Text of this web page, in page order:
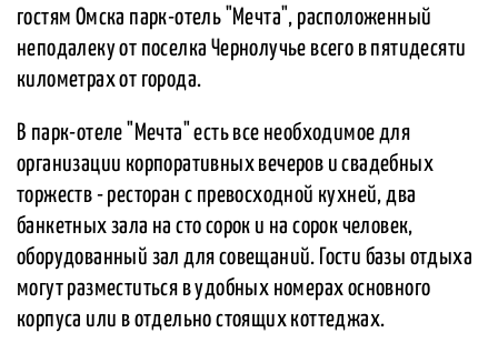
гостям Омска парк-отель "Мечта", расположенный
неподалеку от поселка Чернолучье всего в пятидесяти
километрах от города.
В парк-отеле "Мечта" есть все необходимое для
организации корпоративных вечеров и свадебных
торжеств - ресторан с превосходной кухней, два
банкетных зала на сто сорок и на сорок человек,
оборудованный зал для совещаний. Гости базы отдыха
могут разместиться в удобных номерах основного
корпуса или в отдельно стоящих коттеджах.